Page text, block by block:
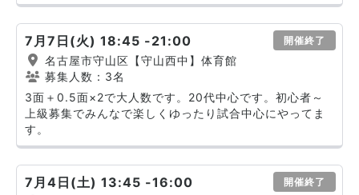
7月7日(火) 18:45 -21:00 開催終了
名古屋市守山区【守山西中】体育館
募集人数：3名
3面＋0.5面×2で大人数です。20代中心です。初心者～
上級募集でみんなで楽しくゆったり試合中心にやってま
す。
7月4日(土) 13:45 -16:00 開催終了